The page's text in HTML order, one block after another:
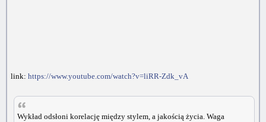
link: https://www.youtube.com/watch?v=liRR-Zdk_vA
Wykład odsłoni korelację między stylem, a jakością życia. Waga